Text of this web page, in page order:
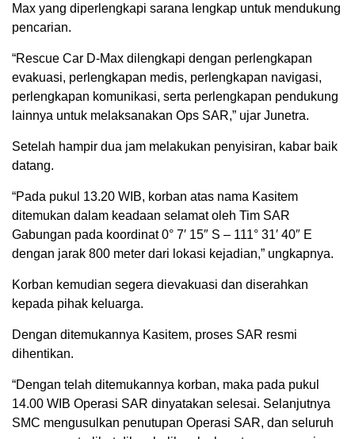
Max yang diperlengkapi sarana lengkap untuk mendukung
pencarian.
“Rescue Car D-Max dilengkapi dengan perlengkapan
evakuasi, perlengkapan medis, perlengkapan navigasi,
perlengkapan komunikasi, serta perlengkapan pendukung
lainnya untuk melaksanakan Ops SAR,” ujar Junetra.
Setelah hampir dua jam melakukan penyisiran, kabar baik
datang.
“Pada pukul 13.20 WIB, korban atas nama Kasitem
ditemukan dalam keadaan selamat oleh Tim SAR
Gabungan pada koordinat 0° 7′ 15″ S – 111° 31′ 40″ E
dengan jarak 800 meter dari lokasi kejadian,” ungkapnya.
Korban kemudian segera dievakuasi dan diserahkan
kepada pihak keluarga.
Dengan ditemukannya Kasitem, proses SAR resmi
dihentikan.
“Dengan telah ditemukannya korban, maka pada pukul
14.00 WIB Operasi SAR dinyatakan selesai. Selanjutnya
SMC mengusulkan penutupan Operasi SAR, dan seluruh